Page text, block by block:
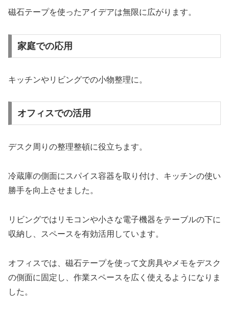
磁石テープを使ったアイデアは無限に広がります。
家庭での応用
キッチンやリビングでの小物整理に。
オフィスでの活用
デスク周りの整理整頓に役立ちます。
冷蔵庫の側面にスパイス容器を取り付け、キッチンの使い
勝手を向上させました。
リビングではリモコンや小さな電子機器をテーブルの下に
収納し、スペースを有効活用しています。
オフィスでは、磁石テープを使って文房具やメモをデスク
の側面に固定し、作業スペースを広く使えるようになりま
した。